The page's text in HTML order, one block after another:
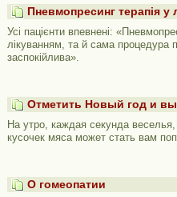
Пневмопресинг терапія у
Усі пацієнти впевнені:
лікуванням, та й сама процедура
заспокійлива».
Отметить Новый год и
На утро, каждая секунда
кусочек мяса может стать вам
О гомеопатии